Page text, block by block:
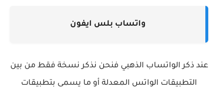
واتساب بلس ايفون
عند ذكر الواتساب الذهبي فنحن نذكر نسخة فقط من بين
التطبيقات الواتس المعدلة أو ما يسمى بتطبيقات